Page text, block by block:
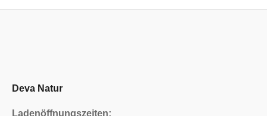
Deva Natur
Ladenöffnungszeiten: